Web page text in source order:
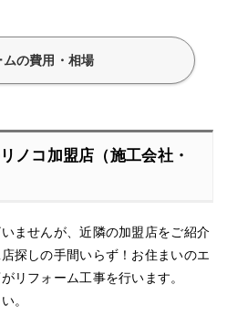
ムの費用・相場
ノコ加盟店（施工会社・
ませんが、近隣の加盟店をご紹介
探しの手間いらず！お住まいのエ
リフォーム工事を行います。
。